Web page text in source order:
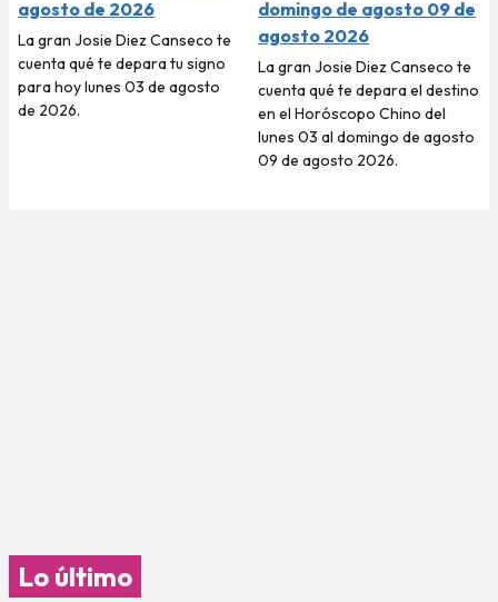
agosto de 2026
La gran Josie Diez Canseco te
cuenta qué te depara tu signo
para hoy lunes 03 de agosto
de 2026.
domingo de agosto 09 de
agosto 2026
La gran Josie Diez Canseco te
cuenta qué te depara el destino
en el Horóscopo Chino del
lunes 03 al domingo de agosto
09 de agosto 2026.
Lo último